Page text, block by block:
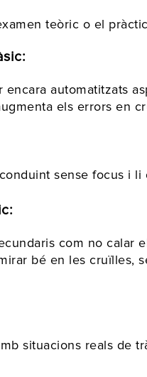
teòric o el
automatitzats
els errors en
sense focus i
com no
bé en les cruïlles,
situacions reals de